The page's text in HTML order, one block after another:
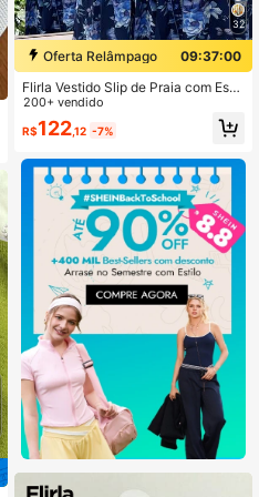
32
Oferta Relâmpago
09:36:59
Flirla Vestido Slip de Praia com Esta
mpa Estilo Boêmio
200+ vendido
R$122,12 -7%